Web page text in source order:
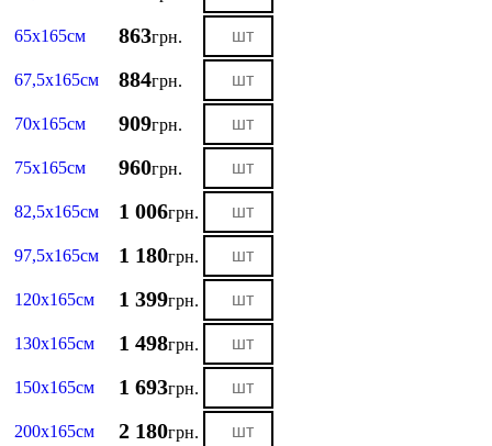
65х165см 863грн.
67,5х165см 884грн.
70х165см 909грн.
75х165см 960грн.
82,5х165см 1 006грн.
97,5х165см 1 180грн.
120х165см 1 399грн.
130х165см 1 498грн.
150х165см 1 693грн.
200х165см 2 180грн.